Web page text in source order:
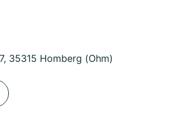
35315 Homberg (Ohm)